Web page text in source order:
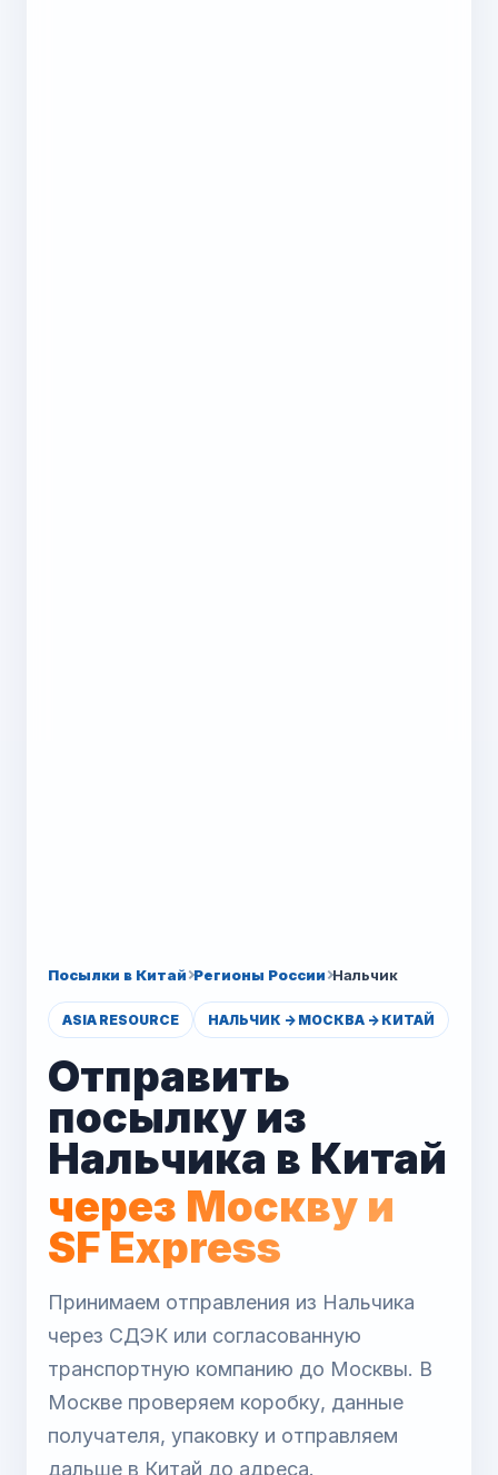
Посылки в Китай Регионы России Нальчик
ASIA RESOURCE НАЛЬЧИК -> МОСКВА -> КИТАЙ
Отправить
посылку из
Нальчика в Китай
через Москву и
SF Express
Принимаем отправления из Нальчика
через СДЭК или согласованную
транспортную компанию до Москвы. В
Москве проверяем коробку, данные
получателя, упаковку и отправляем